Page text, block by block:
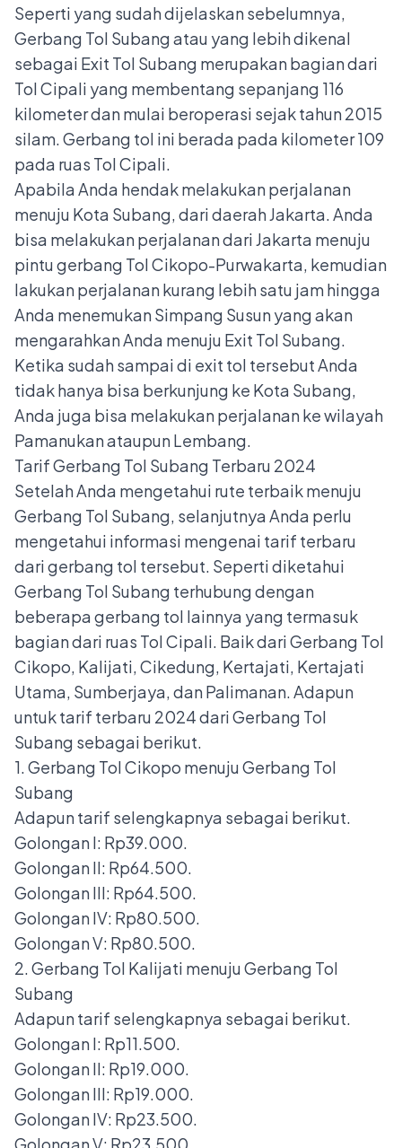
Seperti yang sudah dijelaskan sebelumnya,
Gerbang Tol Subang atau yang lebih dikenal
sebagai Exit Tol Subang merupakan bagian dari
Tol Cipali yang membentang sepanjang 116
kilometer dan mulai beroperasi sejak tahun 2015
silam. Gerbang tol ini berada pada kilometer 109
pada ruas Tol Cipali.
Apabila Anda hendak melakukan perjalanan
menuju Kota Subang, dari daerah Jakarta. Anda
bisa melakukan perjalanan dari Jakarta menuju
pintu gerbang Tol Cikopo-Purwakarta, kemudian
lakukan perjalanan kurang lebih satu jam hingga
Anda menemukan Simpang Susun yang akan
mengarahkan Anda menuju Exit Tol Subang.
Ketika sudah sampai di exit tol tersebut Anda
tidak hanya bisa berkunjung ke Kota Subang,
Anda juga bisa melakukan perjalanan ke wilayah
Pamanukan ataupun Lembang.
Tarif Gerbang Tol Subang Terbaru 2024
Setelah Anda mengetahui rute terbaik menuju
Gerbang Tol Subang, selanjutnya Anda perlu
mengetahui informasi mengenai tarif terbaru
dari gerbang tol tersebut. Seperti diketahui
Gerbang Tol Subang terhubung dengan
beberapa gerbang tol lainnya yang termasuk
bagian dari ruas Tol Cipali. Baik dari Gerbang Tol
Cikopo, Kalijati, Cikedung, Kertajati, Kertajati
Utama, Sumberjaya, dan Palimanan. Adapun
untuk tarif terbaru 2024 dari Gerbang Tol
Subang sebagai berikut.
1. Gerbang Tol Cikopo menuju Gerbang Tol
Subang
Adapun tarif selengkapnya sebagai berikut.
Golongan I: Rp39.000.
Golongan II: Rp64.500.
Golongan III: Rp64.500.
Golongan IV: Rp80.500.
Golongan V: Rp80.500.
2. Gerbang Tol Kalijati menuju Gerbang Tol
Subang
Adapun tarif selengkapnya sebagai berikut.
Golongan I: Rp11.500.
Golongan II: Rp19.000.
Golongan III: Rp19.000.
Golongan IV: Rp23.500.